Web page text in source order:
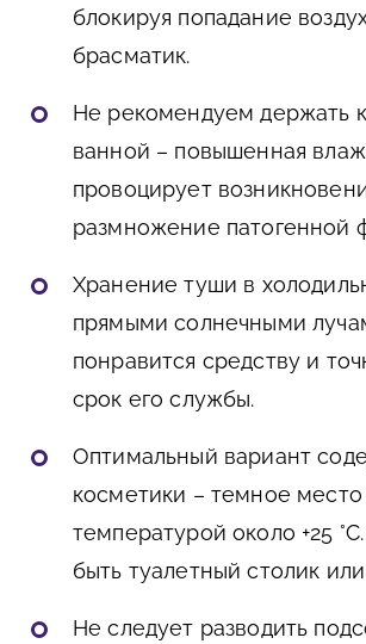
блокируя попадание
брасматик.
Не рекомендуем держать
ванной – повышенная
провоцирует
размножение патогенной
Хранение туши в
прямыми солнечными
понравится средству и
срок его службы.
Оптимальный вариант
косметики – темное место
температурой около +25
быть туалетный столик
Не следует разводить